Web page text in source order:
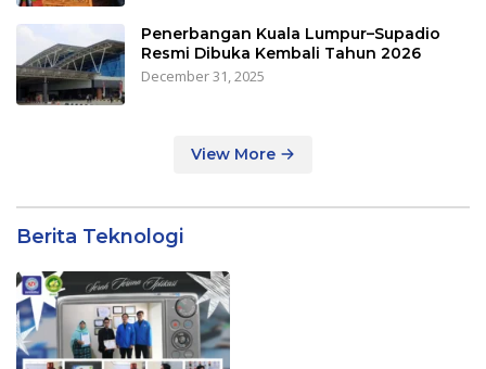
Penerbangan Kuala Lumpur–Supadio
Resmi Dibuka Kembali Tahun 2026
December 31, 2025
View More
Berita Teknologi